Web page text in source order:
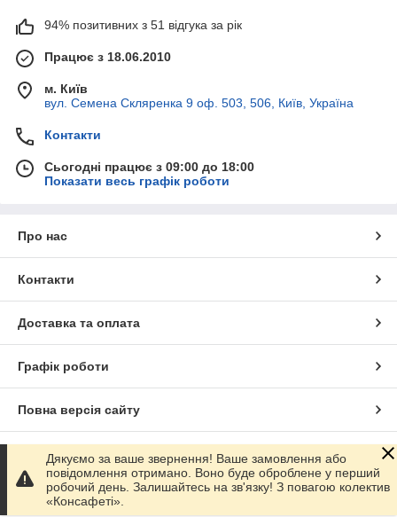
94% позитивних з 51 відгука за рік
Працює з 18.06.2010
м. Київ
вул. Семена Скляренка 9 оф. 503, 506, Київ, Україна
Контакти
Сьогодні працює з 09:00 до 18:00
Показати весь графік роботи
Про нас
Контакти
Доставка та оплата
Графік роботи
Повна версія сайту
Сайт створено на маркетплейсіProm.ua
Політика конфіденційності
Дякуємо за ваше звернення! Ваше замовлення або
повідомлення отримано. Воно буде оброблене у перший
робочий день. Залишайтесь на зв'язку! З повагою колектив
«Консафеті».